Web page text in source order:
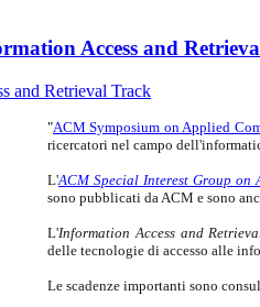
Access and
"ACM Symposium on Applied
ricercatori nel campo
L'ACM Special Interest Group on
sono pubblicati da ACM e sono
L'Information Access and
delle tecnologie di accesso alle
Le scadenze importanti sono